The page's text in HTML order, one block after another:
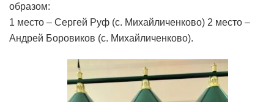
образом:
1 место – Сергей Руф (с. Михайличенково) 2 место –
Андрей Боровиков (с. Михайличенково).